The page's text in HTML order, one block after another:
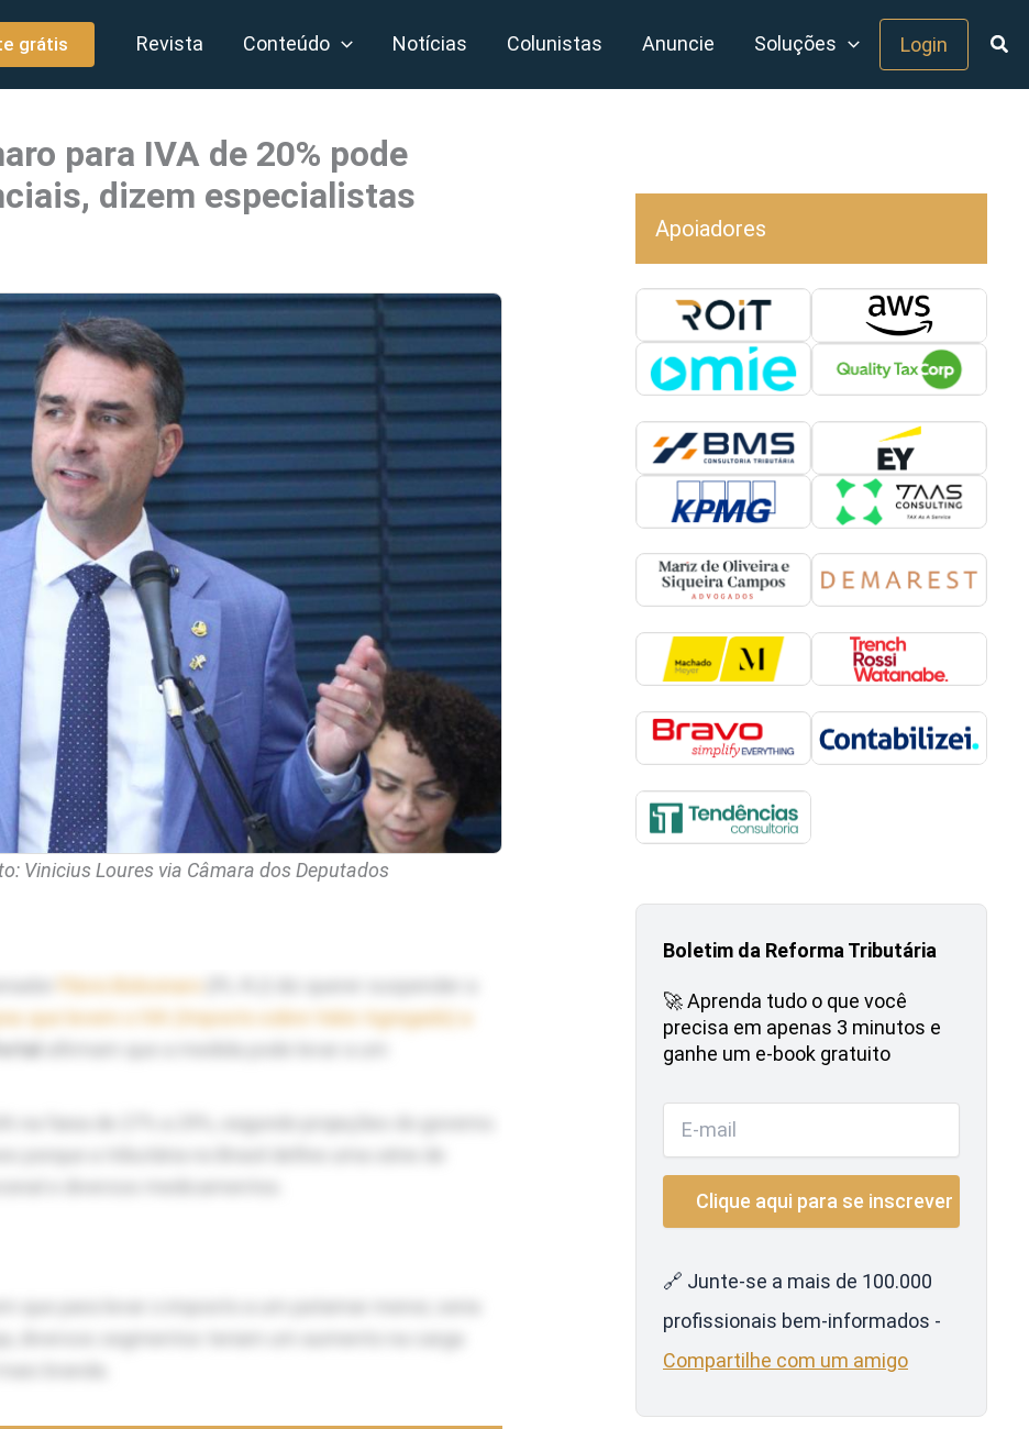
grátis Revista Conteúdo Notícias Colunistas Anuncie Soluções Login
para IVA de 20% pode
dizem especialistas
Vinicius Loures via Câmara dos Deputados
Flávio Bolsonaro
que levem o IVA (Imposto sobre Valor Agregado) a
na faixa de 27% a 29%, segundo projeções do governo.
e diversos medicamentos.
que para levar o imposto a um patamar menor, seria
diversos segmentos teriam um aumento na carga
branda.
Apoiadores
Boletim da Reforma Tributária
🚀 Aprenda tudo o que você
precisa em apenas 3 minutos e
ganhe um e-book gratuito
🔗 Junte-se a mais de 100.000
profissionais bem-informados -
Compartilhe com um amigo